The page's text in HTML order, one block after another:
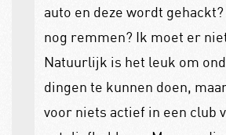
auto en deze wordt
nog remmen? Ik moet er
Natuurlijk is het leuk om
dingen te kunnen doen,
voor niets actief in een club